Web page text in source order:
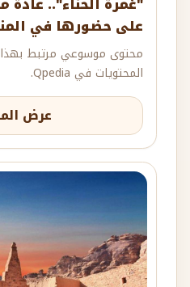
على حضورها في
محتوى موسوعي مرتبط
المحتويات في Qpedia.
عرض